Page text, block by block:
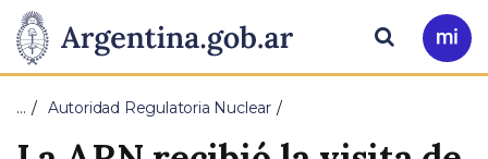
Presidencia
de
la
Pasar al contenido principal
Ir
a
Buscar
… Autoridad Regulatoria Nuclear